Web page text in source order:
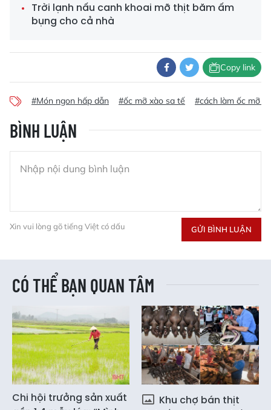
Trời lạnh nấu canh khoai mỡ thịt băm ấm
bụng cho cả nhà
Copy link
#Món ngon hấp dẫn #ốc mỡ xào sa tế #cách làm ốc mỡ
BÌNH LUẬN
Xin vui lòng gõ tiếng Việt có dấu GỬI BÌNH LUẬN
CÓ THỂ BẠN QUAN TÂM
Chi hội trưởng sản xuất
Khu chợ bán thịt